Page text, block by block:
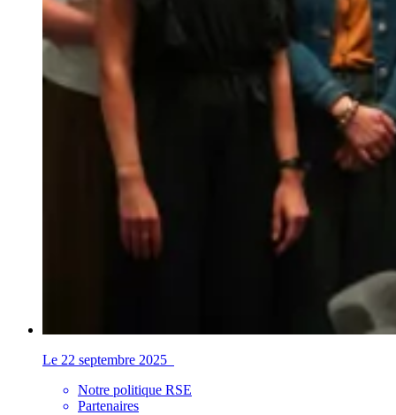
Le 22 septembre 2025
Notre politique RSE
Partenaires